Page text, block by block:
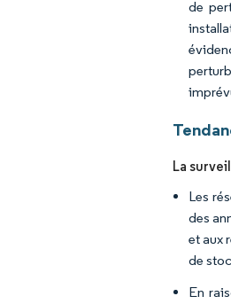
de
La
Les
des
et aux
de
En